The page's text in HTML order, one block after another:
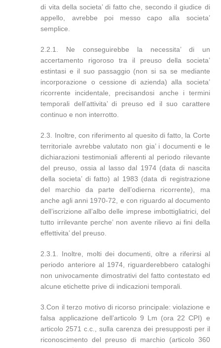
di vita della societa’ di fatto che, secondo il giudice di
appello, avrebbe poi messo capo alla societa’
semplice.
2.2.1. Ne conseguirebbe la necessita’ di un
accertamento rigoroso tra il preuso della societa’
estintasi e il suo passaggio (non si sa se mediante
incorporazione o cessione di azienda) alla societa’
ricorrente incidentale, precisandosi anche i termini
temporali dell’attivita’ di preuso ed il suo carattere
continuo e non interrotto.
2.3. Inoltre, con riferimento al quesito di fatto, la Corte
territoriale avrebbe valutato non gia’ i documenti e le
dichiarazioni testimoniali afferenti al periodo rilevante
del preuso, ossia al lasso dal 1974 (data di nascita
della societa’ di fatto) al 1983 (data di registrazione
del marchio da parte dell’odierna ricorrente), ma
anche agli anni 1970-72, e con riguardo al documento
dell’iscrizione all’albo delle imprese imbottigliatrici, del
tutto irrilevante perche’ non avente rilievo ai fini della
effettivita’ del preuso.
2.3.1. Inoltre, molti dei documenti, oltre a riferirsi al
periodo anteriore al 1974, riguarderebbero cataloghi
non univocamente dimostrativi del fatto contestato ed
alcune etichette prive di indicazioni temporali.
3.Con il terzo motivo di ricorso principale: violazione e
falsa applicazione dell’articolo 9 Lm (ora 22 CPI) e
articolo 2571 c.c., sulla carenza dei presupposti per il
riconoscimento del preuso di marchio (articolo 360